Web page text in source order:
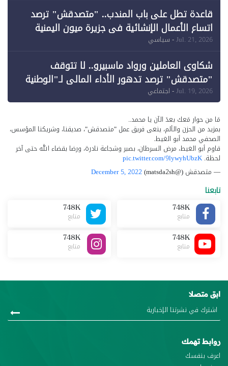
قاعدة تطل على باب المندب.. "متصدقش" ترصد
اتساع الأعمال الإنشائية في جزيرة ميون اليمنية
Jul. 21, 2026- سياسي
شكاوى العاملين ورواد ماسبيرو.. لا تتوقف
"متصدقش" ترصد تدهور الأداء المالي لـ"الوطنية
للإعلام"
Jul. 19, 2026- اجتماعي
مَا من حوار مَعك بعدَ الآن يا محمد..
بمزيد من الحزن والألم، ينعى فريق عمل "متصدقش"، صديقنا، وشريكنا المؤسس،
الصحفي محمد أبو الغيط.
قاوم أبو الغيط، مرض السرطان، بصبر وشجاعة نادرة، ورضا بقضاء الله حتى آخر
لحظة. pic.twitter.com/9lywyhUbzK
— متصدقش (@matsda2sh)
December 5, 2022
تابعنا
748K
متابع
748K
متابع
748K
متابع
748K
متابع
ابق متصلا
روابط تهمك
اعرف بنفسك